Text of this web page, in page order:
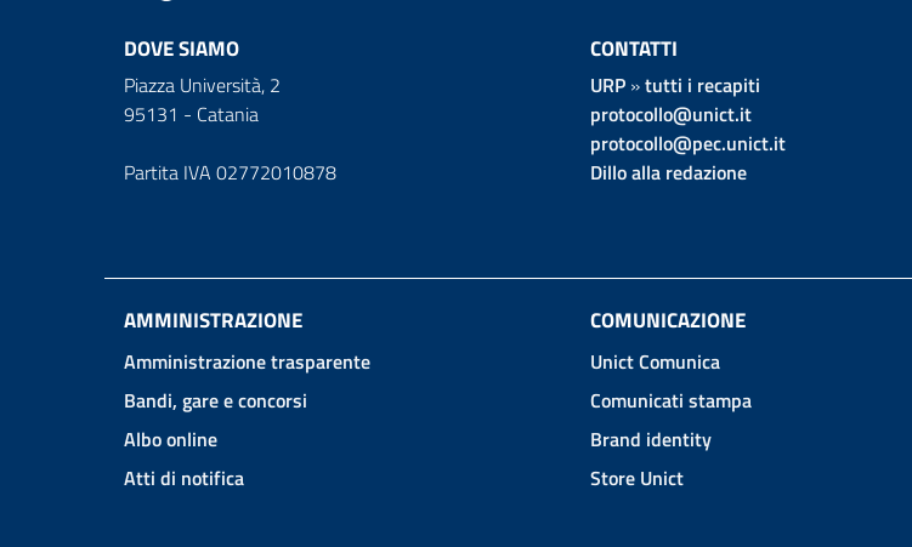
DOVE SIAMO
Piazza Università, 2
95131 - Catania
Partita IVA 02772010878
CONTATTI
URP»tutti i recapiti
protocollo@unict.it
protocollo@pec.unict.it
Dillo alla redazione
AMMINISTRAZIONE
Amministrazione trasparente
Bandi, gare e concorsi
Albo online
Atti di notifica
COMUNICAZIONE
Unict Comunica
Comunicati stampa
Brand identity
Store Unict